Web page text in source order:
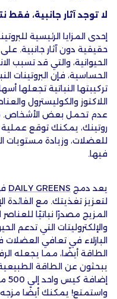
لا توجد آثار جانبية، فقط
إحدى المزايا الرئيسية
حقيقية دون آثار جانبية.
الحيوانية، والتي قد تسبب
الحساسية، فإن البروتينات
تركيبتها النباتية تجعلها
اللاكتوز والكوليسترول
عدم تحمل بعض الأشخاص.
روتينك، يمكنك توقع
للعضلات، وزيادة مستويات
فيها.
يعد دمج DAILY GREENS
لتعزيز تغذيتك. مع الفائدة
المزيج مصدرًا نباتيًا
والإلكتروليتات التي تدعم
البازلاء في تعافي
الطاقة أيضًا، مما يجعله
يبحثون عن الطاقة
واستمتع! يمكنك أيضًا